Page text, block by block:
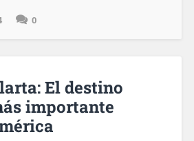
0
El destino
importante